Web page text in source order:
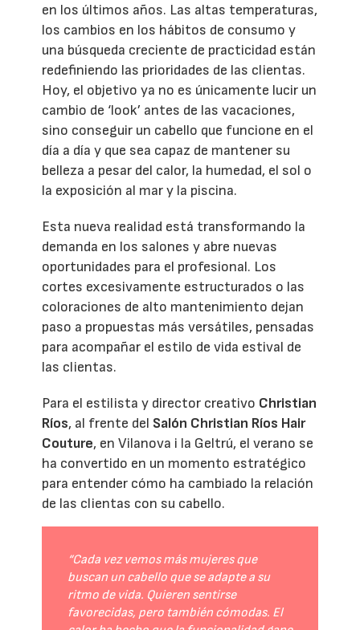
en los últimos años. Las altas temperaturas,
los cambios en los hábitos de consumo y
una búsqueda creciente de practicidad están
redefiniendo las prioridades de las clientas.
Hoy, el objetivo ya no es únicamente lucir un
cambio de ‘look’ antes de las vacaciones,
sino conseguir un cabello que funcione en el
día a día y que sea capaz de mantener su
belleza a pesar del calor, la humedad, el sol o
la exposición al mar y la piscina.
Esta nueva realidad está transformando la
demanda en los salones y abre nuevas
oportunidades para el profesional. Los
cortes excesivamente estructurados o las
coloraciones de alto mantenimiento dejan
paso a propuestas más versátiles, pensadas
para acompañar el estilo de vida estival de
las clientas.
Para el estilista y director creativo Christian
Ríos, al frente del Salón Christian Ríos Hair
Couture, en Vilanova i la Geltrú, el verano se
ha convertido en un momento estratégico
para entender cómo ha cambiado la relación
de las clientas con su cabello.
“Cada vez vemos más mujeres que
buscan un cabello que se adapte a su
ritmo de vida. Quieren sentirse
favorecidas, pero también cómodas. El